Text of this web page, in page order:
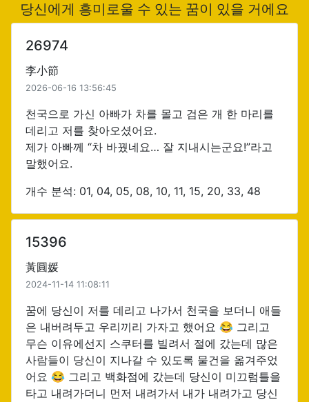
당신에게 흥미로울 수 있는 꿈이 있을 거에요
26974
李小節
2026-06-16 13:56:45
천국으로 가신 아빠가 차를 몰고 검은 개 한 마리를
데리고 저를 찾아오셨어요.
제가 아빠께 “차 바꿨네요… 잘 지내시는군요!”라고
말했어요.
개수 분석: 01, 04, 05, 08, 10, 11, 15, 20, 33, 48
15396
黃圓媛
2024-11-14 11:08:11
꿈에 당신이 저를 데리고 나가서 천국을 보더니 애들
은 내버려두고 우리끼리 가자고 했어요 😂 그리고
무슨 이유에선지 스쿠터를 빌려서 절에 갔는데 많은
사람들이 당신이 지나갈 수 있도록 물건을 옮겨주었
어요 😂 그리고 백화점에 갔는데 당신이 미끄럼틀을
타고 내려가더니 먼저 내려가서 내가 내려가고 당신